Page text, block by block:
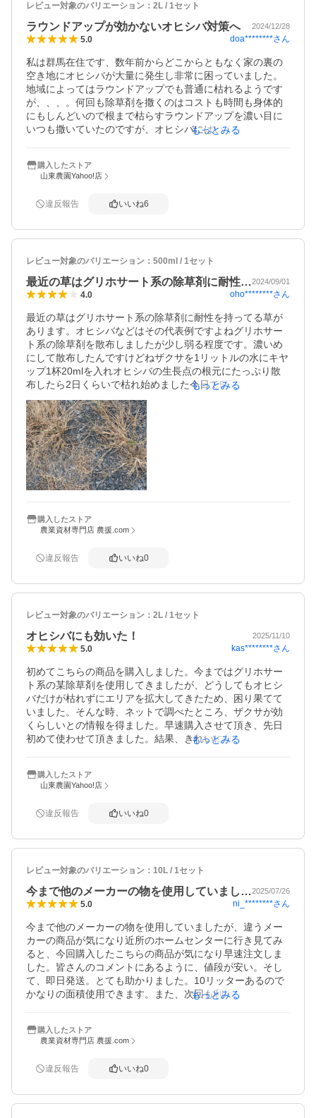
レビュー対象のバリエーション： 2L / 1セット
ラウンドアップが効かないオヒシバ対策へ 2024/12/28
5.0 doa********さん
私は群馬在住です、数年前からどこからともなく家の裏の
空き地にオヒシバが大量に発生し非常に困っていました。
地域によってはラウンドアップでも普通に枯れるようです
が、、、。何回も除草剤を撒くのはコストも時間も身体的
にもしんどいので根まで枯らすラウンドアップを濃い目に
いつも撒いていたのですが、オヒシバにはいくら濃くして
ました。とても良い商品ですが、ちょっと値段が高めな事
だけが難点ですね。
もっとみる
購入したストア
山東農園Yahoo!店
違反報告 いいね6
レビュー対象のバリエーション： 500ml / 1セット
最近の草はグリホサート系の除草剤に耐性…2024/09/01
4.0 oho********さん
最近の草はグリホサート系の除草剤に耐性を持ってる草が
あります。オヒシバなどはその代表例ですよねグリホサー
ト系の除草剤を散布しましたが少し弱る程度です。濃いめ
にして散布したんですけどねザクサを1リットルの水にキヤ
ップ1杯20mlを入れオヒシバの生長点の根元にたっぷり散
布したら2日くらいで枯れ始めました今日で5日目です。だ
いぶ枯れました30ml入れたほうがより枯れそうです。
もっとみる
購入したストア
農業資材専門店 農援.com
違反報告 いいね0
レビュー対象のバリエーション： 2L / 1セット
オヒシバにも効いた！ 2025/11/10
5.0 kas********さん
初めてこちらの商品を購入しました。今まではグリホサー
ト系の某除草剤を使用してきましたが、どうしてもオヒシ
バだけが枯れずにエリアを拡大してきたため、困り果てて
いました。そんな時、ネットで調べたところ、ザクサが効
くらしいとの情報を得ました。早速購入させて頂き、先日
初めて使わせて頂きました。結果、きれいに枯れてくれ
もっとみる
購入したストア
山東農園Yahoo!店
違反報告 いいね0
レビュー対象のバリエーション： 10L / 1セット
今まで他のメーカーの物を使用していまし…2025/07/26
5.0 ni_********さん
今まで他のメーカーの物を使用していましたが、違うメー
カーの商品が気になり近所のホームセンターに行き見てみ
ると、今回購入したこちらの商品が気になり早速注文しま
した。皆さんのコメントにあるように、値段が安い。そし
て、即日発送。とても助かりました。10リッターあるので
かなりの面積使用できます。また、次回も利用したいと思
もっとみる
購入したストア
農業資材専門店 農援.com
違反報告 いいね0